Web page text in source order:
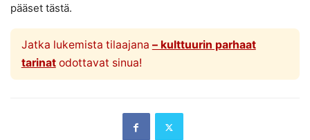
pääset tästä.
Jatka lukemista tilaajana – kulttuurin parhaat
tarinatodottavat sinua!